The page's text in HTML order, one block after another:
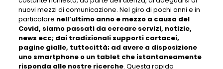
nuovi mezzi di comunicazione. Nel giro di pochi anni e in
particolare nell’ultimo anno e mezzo a causa del
Covid, siamo passati da cercare servizi, notizie,
news ecc; dai tradizionali supporti cartacei,
pagine gialle, tuttocittà; ad avere a disposizione
uno smartphone o un tablet che istantaneamente
risponda alle nostre ricerche. Questa rapida